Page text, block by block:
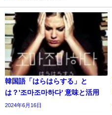
韓国語「はらはらする」と
は？'조마조마하다' 意味と活用
2024年6月16日